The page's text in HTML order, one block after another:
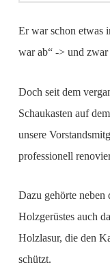
Er war schon etwas
war ab“ -> und
Doch seit dem
Schaukasten auf
unsere
professionell
Dazu gehörte neben
Holzgerüstes auch
Holzlasur, die den
schützt.